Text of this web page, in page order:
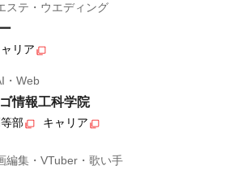
ステ・ウエディング
リア
・Web
情報工科学院
部 キャリア
編集・VTuber・歌い手